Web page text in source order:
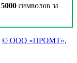
5000 символов за
© ООО «ПРОМТ»,